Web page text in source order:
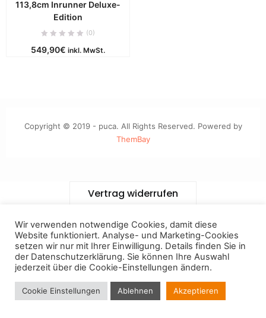
113,8cm Inrunner Deluxe-
Edition
(0)
549,90€ inkl. MwSt.
Copyright © 2019 - puca. All Rights Reserved. Powered by
ThemBay
Vertrag widerrufen
Wir verwenden notwendige Cookies, damit diese
Website funktioniert. Analyse- und Marketing-Cookies
setzen wir nur mit Ihrer Einwilligung. Details finden Sie in
der Datenschutzerklärung. Sie können Ihre Auswahl
jederzeit über die Cookie-Einstellungen ändern.
Cookie Einstellungen Ablehnen Akzeptieren